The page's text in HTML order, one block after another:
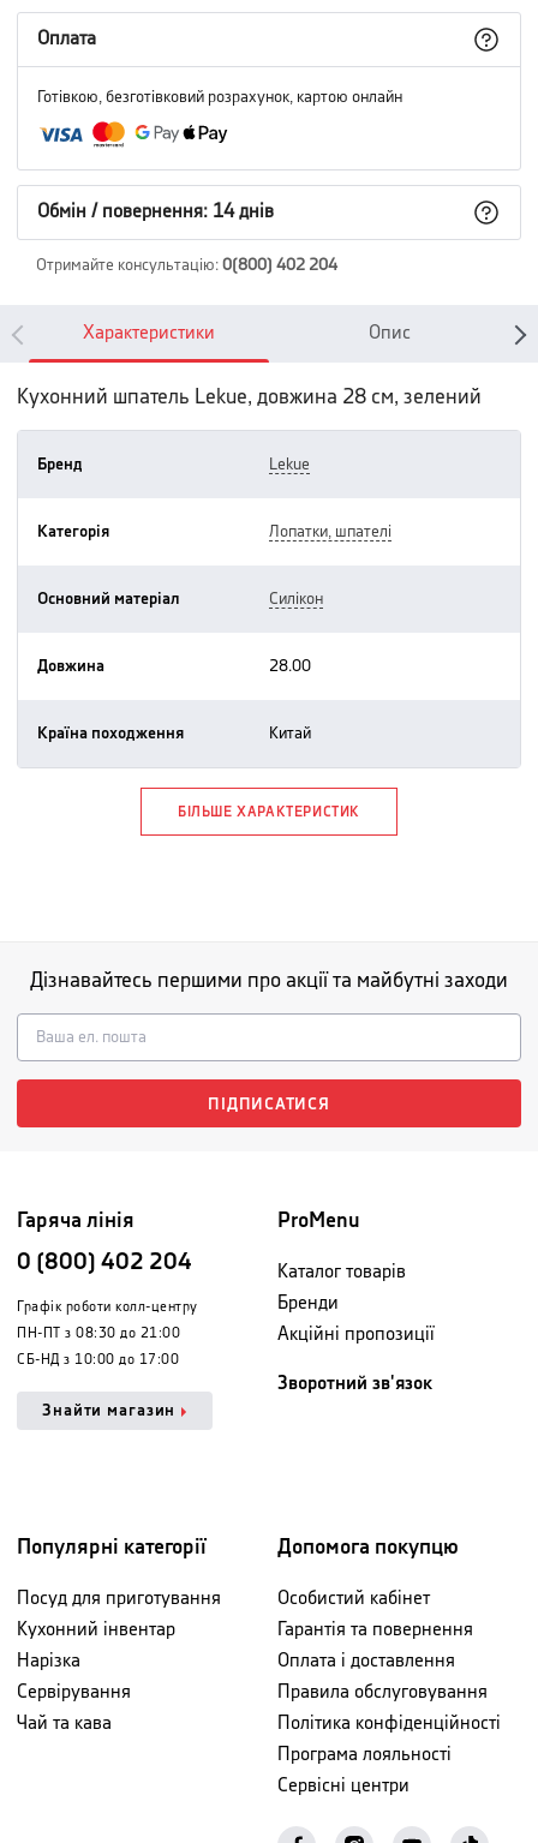
Оплата
Готівкою, безготівковий розрахунок, картою онлайн
Обмін / повернення: 14 днів
Отримайте консультацію: 0(800) 402 204
Характеристики Опис
Кухонний шпатель Lekue, довжина 28 см, зелений
Бренд lekue
Категорія лопатки, шпателі
Основний матеріал силікон
Довжина 28.00
Країна походження китай
БІЛЬШЕ ХАРАКТЕРИСТИК
Дізнавайтесь першими про акції та майбутні заходи
ПІДПИСАТИСЯ
Гаряча лінія
0 (800) 402 204
Графік роботи колл-центру
ПН-ПТ з 08:30 до 21:00
СБ-НД з 10:00 до 17:00
Знайти магазин
ProMenu
Каталог товарів
Бренди
Акційні пропозиції
Зворотний зв'язок
Популярні категорії
Посуд для приготування
Кухонний інвентар
Нарізка
Сервірування
Чай та кава
Допомога покупцю
Особистий кабінет
Гарантія та повернення
Оплата і доставлення
Правила обслуговування
Політика конфіденційності
Програма лояльності
Сервісні центри